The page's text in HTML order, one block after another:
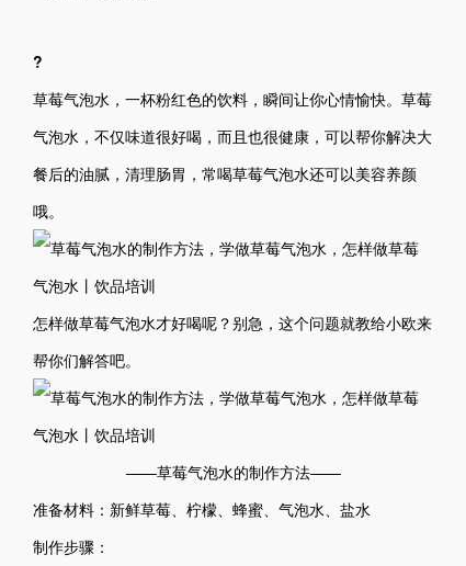
?
草莓气泡水，一杯粉红色的饮料，瞬间让你心情愉快。草莓
气泡水，不仅味道很好喝，而且也很健康，可以帮你解决大
餐后的油腻，清理肠胃，常喝草莓气泡水还可以美容养颜
哦。
怎样做草莓气泡水才好喝呢？别急，这个问题就教给小欧来
帮你们解答吧。
——草莓气泡水的制作方法——
准备材料：新鲜草莓、柠檬、蜂蜜、气泡水、盐水
制作步骤：